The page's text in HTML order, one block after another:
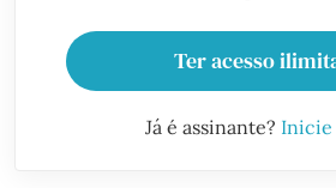
Ter acesso
Já é assinante? Inicie